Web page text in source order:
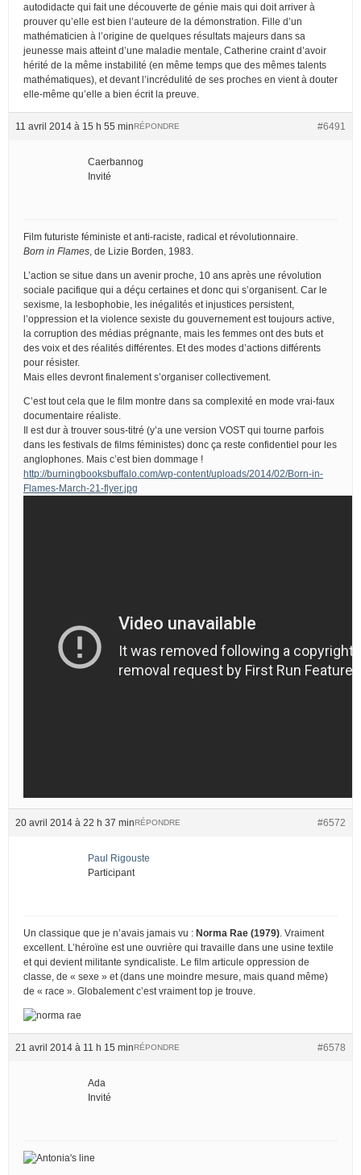
autodidacte qui fait une découverte de génie mais qui doit arriver à
prouver qu’elle est bien l’auteure de la démonstration. Fille d’un
mathématicien à l’origine de quelques résultats majeurs dans sa
jeunesse mais atteint d’une maladie mentale, Catherine craint d’avoir
hérité de la même instabilité (en même temps que des mêmes talents
mathématiques), et devant l’incrédulité de ses proches en vient à douter
elle-même qu’elle a bien écrit la preuve.
11 avril 2014 à 15 h 55 min #6491
RÉPONDRE
Caerbannog
Invité
Film futuriste féministe et anti-raciste, radical et révolutionnaire.
Born in Flames , de Lizie Borden, 1983.
L’action se situe dans un avenir proche, 10 ans après une révolution
sociale pacifique qui a déçu certaines et donc qui s’organisent. Car le
sexisme, la lesbophobie, les inégalités et injustices persistent,
l’oppression et la violence sexiste du gouvernement est toujours active,
la corruption des médias prégnante, mais les femmes ont des buts et
des voix et des réalités différentes. Et des modes d’actions différents
pour résister.
Mais elles devront finalement s’organiser collectivement.
C’est tout cela que le film montre dans sa complexité en mode vrai-faux
documentaire réaliste.
Il est dur à trouver sous-titré (y’a une version VOST qui tourne parfois
dans les festivals de films féministes) donc ça reste confidentiel pour les
anglophones. Mais c’est bien dommage !
http://burningbooksbuffalo.com/wp-content/uploads/2014/02/Born-in-
Flames-March-21-flyer.jpg
20 avril 2014 à 22 h 37 min #6572
RÉPONDRE
Paul Rigouste
Participant
Un classique que je n’avais jamais vu : Norma Rae (1979) . Vraiment
excellent. L’héroïne est une ouvrière qui travaille dans une usine textile
et qui devient militante syndicaliste. Le film articule oppression de
classe, de « sexe » et (dans une moindre mesure, mais quand même)
de « race ». Globalement c’est vraiment top je trouve.
21 avril 2014 à 11 h 15 min #6578
RÉPONDRE
Ada
Invité